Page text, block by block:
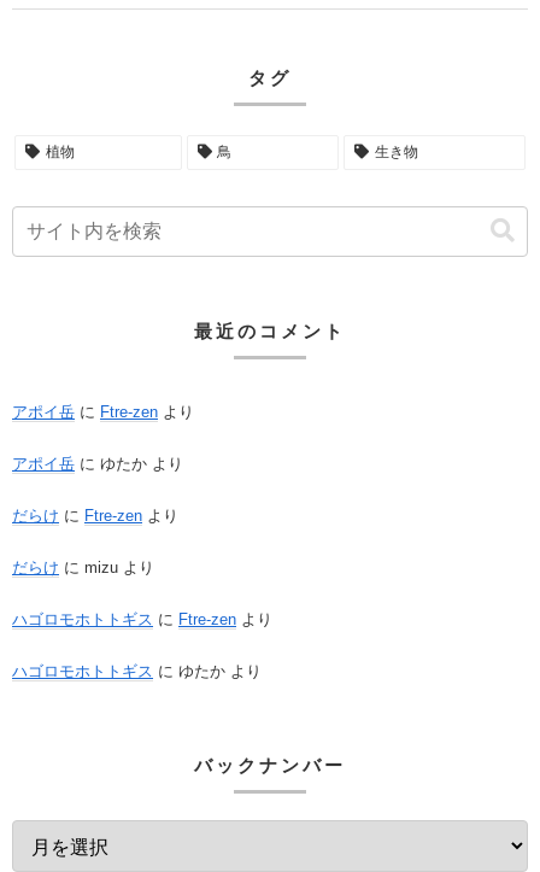
タグ
植物 鳥 生き物
最近のコメント
アポイ岳 に Ftre-zen より
アポイ岳 に ゆたか より
だらけ に Ftre-zen より
だらけ に mizu より
ハゴロモホトトギス に Ftre-zen より
ハゴロモホトトギス に ゆたか より
バックナンバー